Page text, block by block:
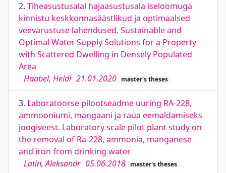
2. Tiheasustusalal hajaasustusala iseloomuga
kinnistu keskkonnasäästlikud ja optimaalsed
veevarustuse lahendused. Sustainable and
Optimal Water Supply Solutions for a Property
with Scattered Dwelling in Densely Populated
Area
Haabel, Heldi 21.01.2020 master's theses
3. Laboratoorse pilootseadme uuring RA-228,
ammooniumi, mangaani ja raua eemaldamiseks
joogiveest. Laboratory scale pilot plant study on
the removal of Ra-228, ammonia, manganese
and iron from drinking water
Latin, Aleksandr 05.06.2018 master's theses